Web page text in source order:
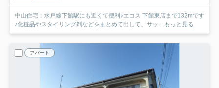
中山住宅：水戸線下館駅にも近くて便利♪エコス 下館東店まで132mです
♪化粧品やスタイリング剤などをまとめて出して、サッ... もっと見る
アパート